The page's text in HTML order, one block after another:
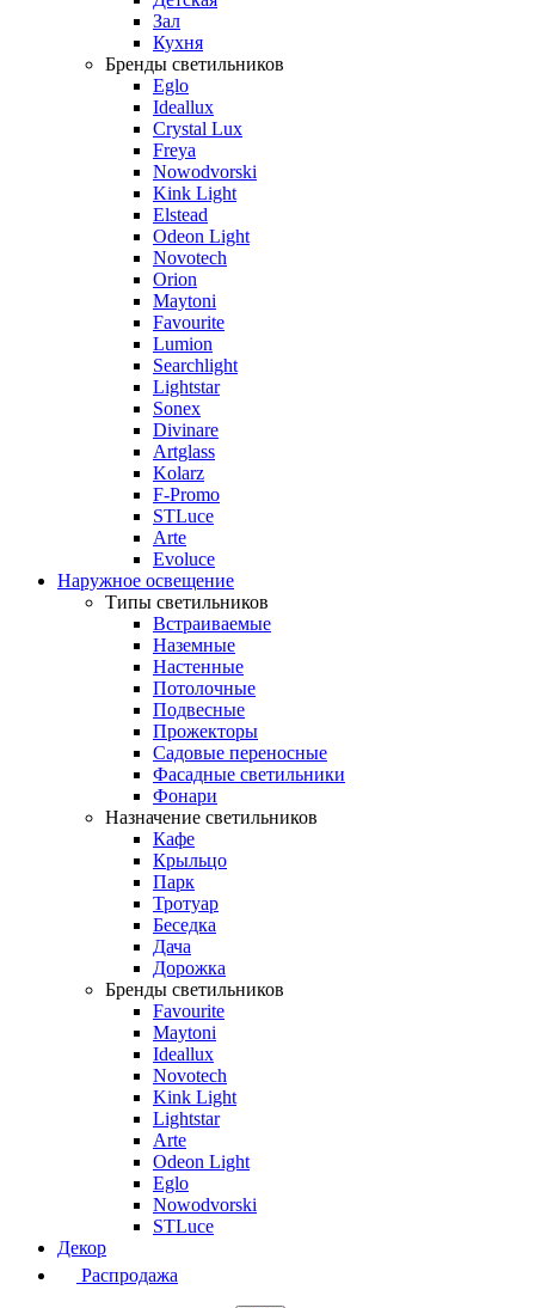
Зал
Кухня
Бренды светильников
Eglo
Ideallux
Crystal Lux
Freya
Nowodvorski
Kink Light
Elstead
Odeon Light
Novotech
Orion
Maytoni
Favourite
Lumion
Searchlight
Lightstar
Sonex
Divinare
Artglass
Kolarz
F-Promo
STLuce
Arte
Evoluce
Наружное освещение
Типы светильников
Встраиваемые
Наземные
Настенные
Потолочные
Подвесные
Прожекторы
Садовые переносные
Фасадные светильники
Фонари
Назначение светильников
Кафе
Крыльцо
Парк
Тротуар
Беседка
Дача
Дорожка
Бренды светильников
Favourite
Maytoni
Ideallux
Novotech
Kink Light
Lightstar
Arte
Odeon Light
Eglo
Nowodvorski
STLuce
Декор
Распродажа